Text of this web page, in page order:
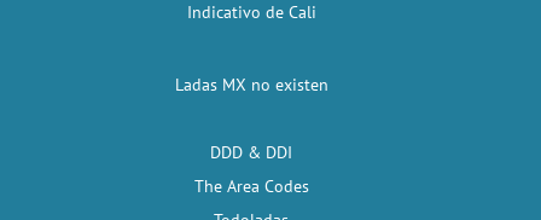
Indicativo de Cali
Ladas MX no existen
DDD & DDI
The Area Codes